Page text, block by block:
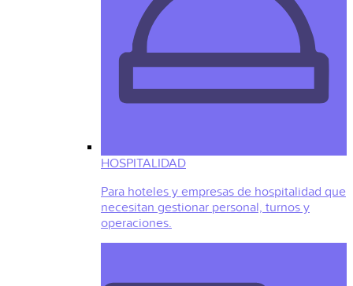
HOSPITALIDAD
Para hoteles y empresas de hospitalidad que
necesitan gestionar personal, turnos y
operaciones.